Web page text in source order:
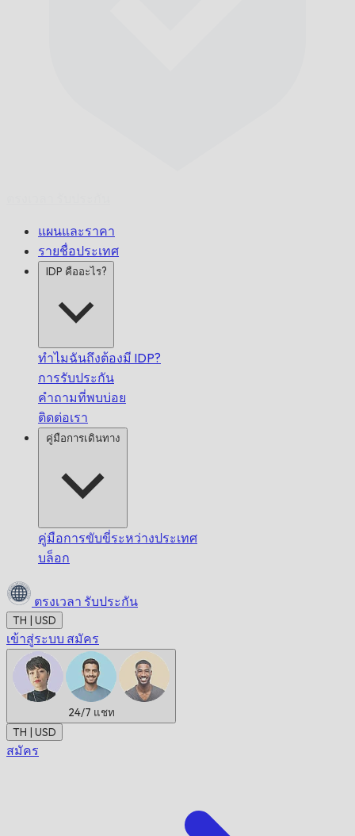
แผนและราคา
รายชื่อประเทศ
IDP คืออะไร?
ทำไมฉันถึงต้องมี IDP?
การรับประกัน
คำถามที่พบบ่อย
ติดต่อเรา
คู่มือการเดินทาง
คู่มือการขับขี่ระหว่างประเทศ
บล็อก
ตรงเวลา รับประกัน
TH | USD
เข้าสู่ระบบ สมัคร
24/7 แชท
TH | USD
สมัคร